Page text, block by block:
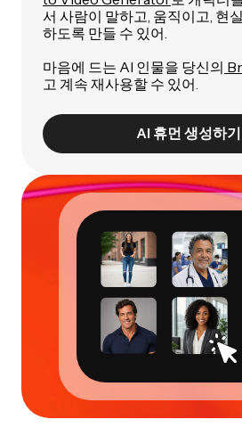
서 사람이 말하고, 움직이고, 현
하도록 만들 수 있어.
마음에 드는 AI 인물을 당신의
고 계속 재사용할 수 있어.
AI 휴먼 생성하기